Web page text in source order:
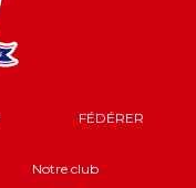
FÉDÉRER
Notre club